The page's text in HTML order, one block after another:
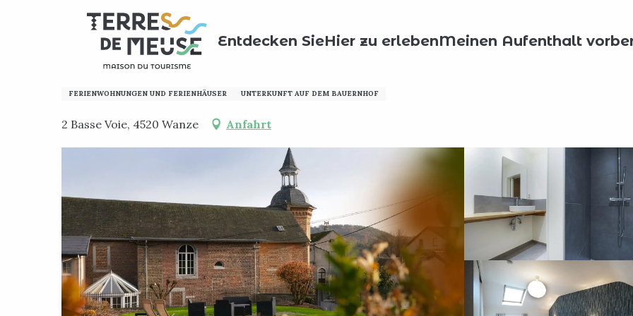
Entdecken SieHier zu erlebenMeinen Aufenthalt
Home Meinen Aufenthalt vorbereiten
Gîte à l'Horloge
FERIENWOHNUNGEN UND FERIENHÄUSER UNTERKUNFT AUF DEM BAUERNHOF
2 Basse Voie, 4520 Wanze Anfahrt